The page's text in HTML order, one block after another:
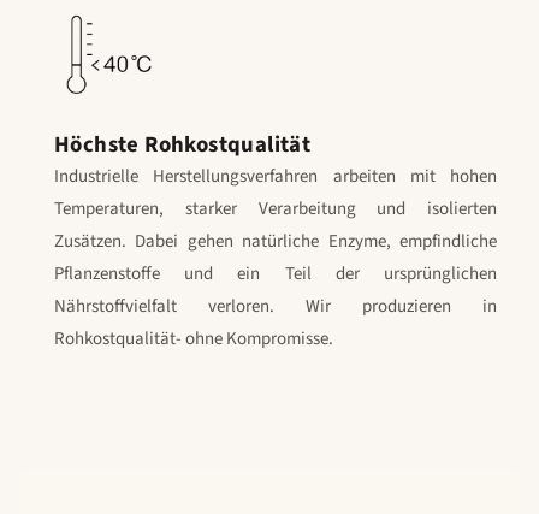
Höchste Rohkostqualität
Industrielle Herstellungsverfahren arbeiten mit hohen
Temperaturen, starker Verarbeitung und isolierten
Zusätzen. Dabei gehen natürliche Enzyme, empfindliche
Pflanzenstoffe und ein Teil der ursprünglichen
Nährstoffvielfalt verloren. Wir produzieren in
Rohkostqualität- ohne Kompromisse.